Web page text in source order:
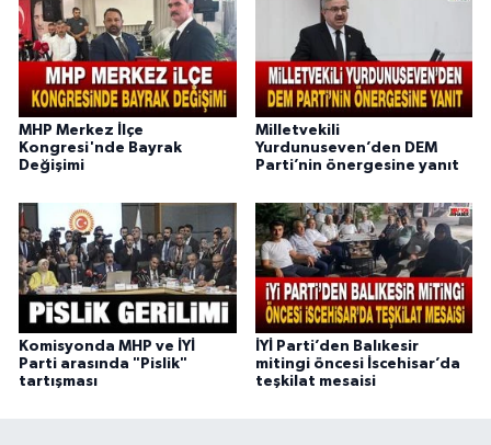
MHP Merkez İlçe
Kongresi'nde Bayrak
Değişimi
Milletvekili
Yurdunuseven’den DEM
Parti’nin önergesine yanıt
Komisyonda MHP ve İYİ
Parti arasında "Pislik"
tartışması
İYİ Parti’den Balıkesir
mitingi öncesi İscehisar’da
teşkilat mesaisi